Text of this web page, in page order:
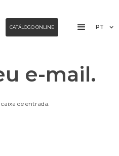
CATÁLOGO ONLINE PT
e-mail.
de entrada.